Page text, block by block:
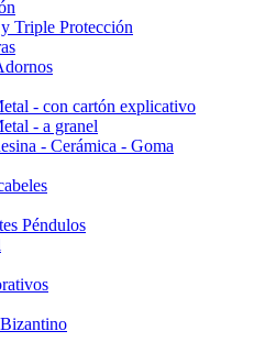
Triple Protección
- con cartón explicativo
- a granel
- Cerámica - Goma
Péndulos